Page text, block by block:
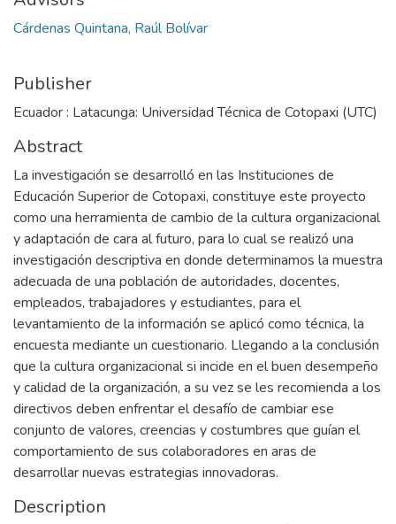
Cárdenas Quintana, Raúl Bolívar
Publisher
Ecuador : Latacunga: Universidad Técnica de Cotopaxi (UTC)
Abstract
La investigación se desarrolló en las Instituciones de
Educación Superior de Cotopaxi, constituye este proyecto
como una herramienta de cambio de la cultura organizacional
y adaptación de cara al futuro, para lo cual se realizó una
investigación descriptiva en donde determinamos la muestra
adecuada de una población de autoridades, docentes,
empleados, trabajadores y estudiantes, para el
levantamiento de la información se aplicó como técnica, la
encuesta mediante un cuestionario. Llegando a la conclusión
que la cultura organizacional si incide en el buen desempeño
y calidad de la organización, a su vez se les recomienda a los
directivos deben enfrentar el desafío de cambiar ese
conjunto de valores, creencias y costumbres que guían el
comportamiento de sus colaboradores en aras de
desarrollar nuevas estrategias innovadoras.
Description